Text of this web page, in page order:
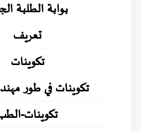
بوابة الطلبة
تعريف
تكوينات
تكوينات في طور
تكوينات-